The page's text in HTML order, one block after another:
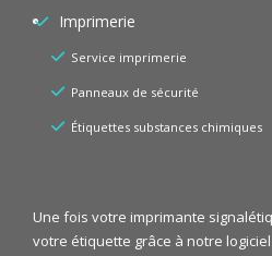
Imprimerie
Service imprimerie
Panneaux de sécurité
Étiquettes substances chimiques
Une fois votre imprimante
votre étiquette grâce à notre